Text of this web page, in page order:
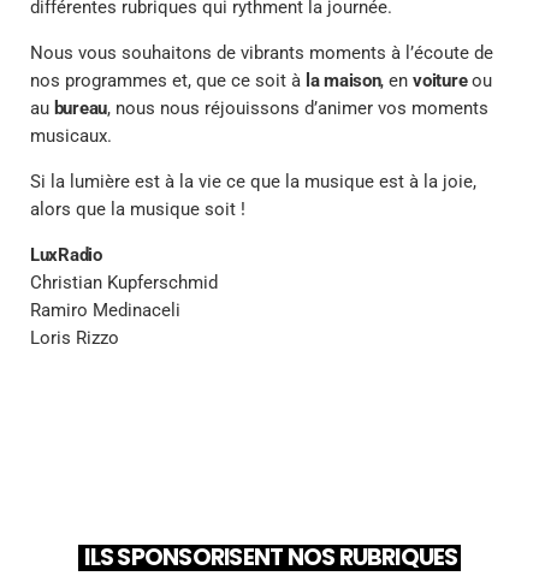
différentes rubriques qui rythment la journée.
Nous vous souhaitons de vibrants moments à l’écoute de
nos programmes et, que ce soit à la maison, envoitureou
au bureau, nous nous réjouissons d’animer vos moments
musicaux.
Si la lumière est à la vie ce que la musique est à la joie,
alors que la musique soit !
LuxRadio
Christian Kupferschmid
Ramiro Medinaceli
Loris Rizzo
ILS SPONSORISENT NOS RUBRIQUES